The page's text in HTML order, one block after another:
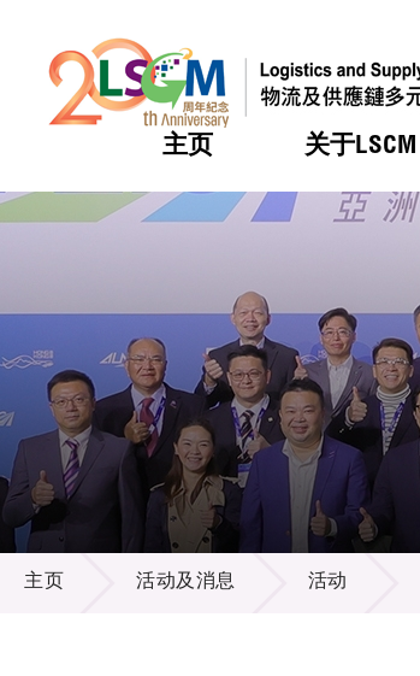
主页 关于LSCM
热门
热门
热门
热门
热门
活动及消息
主页 活动及消息 活动